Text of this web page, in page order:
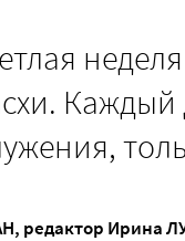
Каждый
, редактор Ирина